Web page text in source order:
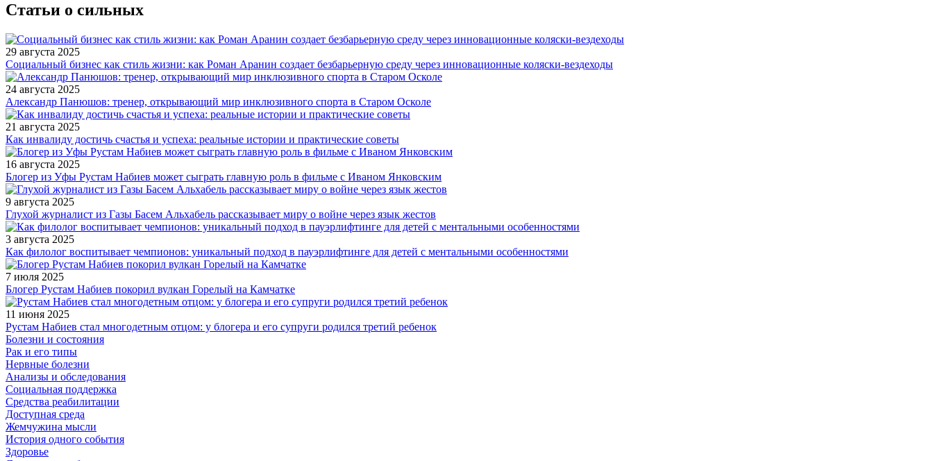
Статьи о сильных
29 августа 2025
Социальный бизнес как стиль жизни: как Роман Аранин создает безбарьерную среду через инновационные коляски-вездеходы
24 августа 2025
Александр Панюшов: тренер, открывающий мир инклюзивного спорта в Старом Осколе
21 августа 2025
Как инвалиду достичь счастья и успеха: реальные истории и практические советы
16 августа 2025
Блогер из Уфы Рустам Набиев может сыграть главную роль в фильме с Иваном Янковским
9 августа 2025
Глухой журналист из Газы Басем Альхабель рассказывает миру о войне через язык жестов
3 августа 2025
Как филолог воспитывает чемпионов: уникальный подход в пауэрлифтинге для детей с ментальными особенностями
7 июля 2025
Блогер Рустам Набиев покорил вулкан Горелый на Камчатке
11 июня 2025
Рустам Набиев стал многодетным отцом: у блогера и его супруги родился третий ребенок
Болезни и состояния
Рак и его типы
Нервные болезни
Анализы и обследования
Социальная поддержка
Средства реабилитации
Доступная среда
Жемчужина мысли
История одного события
Здоровье